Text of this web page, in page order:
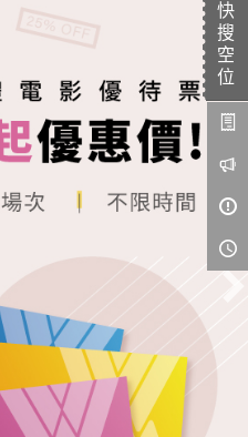
快
搜
空
位
影城餐飲